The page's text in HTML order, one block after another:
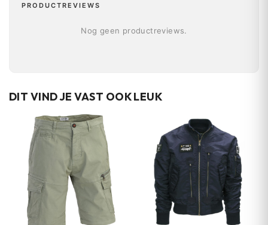
PRODUCTREVIEWS
Nog geen productreviews.
DIT VIND JE VAST OOK LEUK